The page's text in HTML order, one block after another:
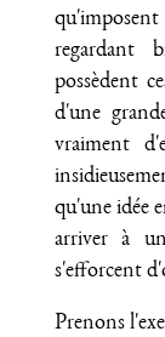
qu'imposent
regardant
possèdent
d'une
vraiment
qu'une idée
arriver à
s'efforcent
Prenons